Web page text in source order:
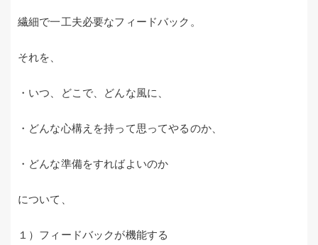
繊細で一工夫必要なフィードバック。
それを、
・いつ、どこで、どんな風に、
・どんな心構えを持って思ってやるのか、
・どんな準備をすればよいのか
について、
１）フィードバックが機能する